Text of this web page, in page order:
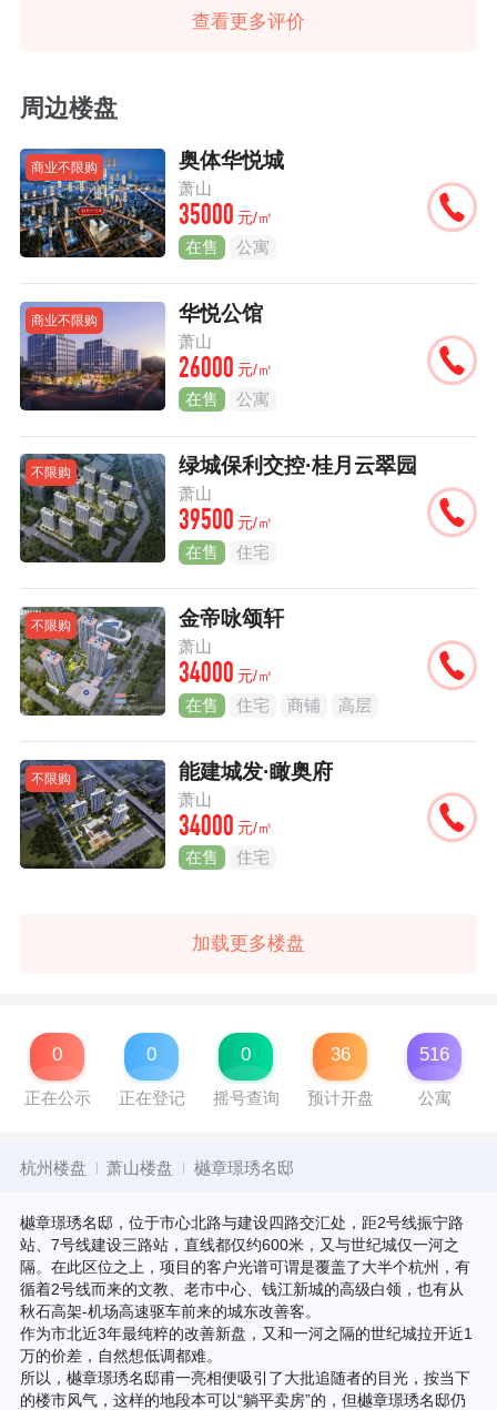
查看更多评价
周边楼盘
商业不限购 奥体华悦城
萧山
35000 元/㎡
在售 公寓
商业不限购 华悦公馆
萧山
26000 元/㎡
在售 公寓
不限购 绿城保利交控·桂月云翠园
萧山
39500 元/㎡
在售 住宅
不限购 金帝咏颂轩
萧山
34000 元/㎡
在售 住宅 商铺 高层
不限购 能建城发·瞰奥府
萧山
34000 元/㎡
在售 住宅
加载更多楼盘
0
正在公示
0
正在登记
0
摇号查询
36
预计开盘
516
公寓
杭州楼盘 萧山楼盘 樾章璟琇名邸
樾章璟琇名邸，位于市心北路与建设四路交汇处，距2号线振宁路
站、7号线建设三路站，直线都仅约600米，又与世纪城仅一河之
隔。在此区位之上，项目的客户光谱可谓是覆盖了大半个杭州，有
循着2号线而来的文教、老市中心、钱江新城的高级白领，也有从
秋石高架-机场高速驱车前来的城东改善客。
作为市北近3年最纯粹的改善新盘，又和一河之隔的世纪城拉开近1
万的价差，自然想低调都难。
所以，樾章璟琇名邸甫一亮相便吸引了大批追随者的目光，按当下
的楼市风气，这样的地段本可以“躺平卖房”的，但樾章璟琇名邸仍